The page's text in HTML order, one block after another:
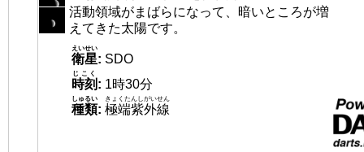
活動領域がまばらになって、暗いところが増
えてきた太陽です。
衛星
えいせい
: SDO
時刻
じこく
: 1時30分
種類
しゅるい
: 極端紫外線
きょくたんしがいせん